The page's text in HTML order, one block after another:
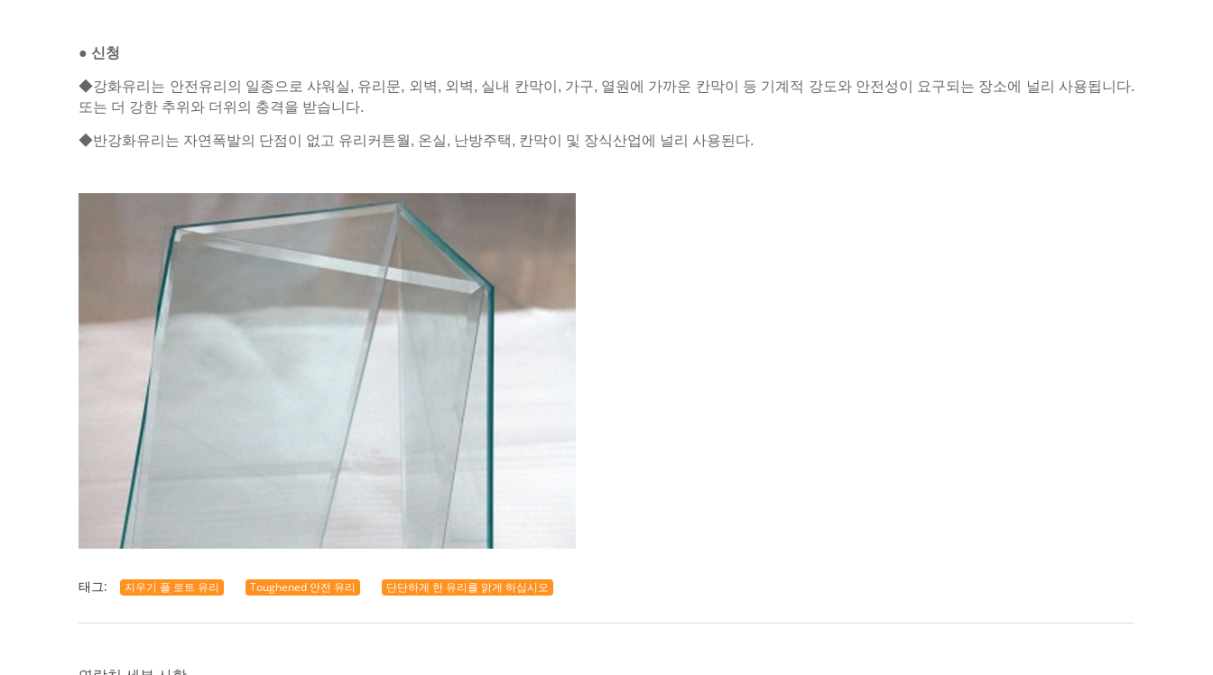
● 신청
◆강화유리는 안전유리의 일종으로 샤워실, 유리문, 외벽, 외벽, 실내 칸막이, 가구, 열원에 가까운 칸막이 등 기계적 강도와 안전성이 요구되는 장소에 널리 사용됩니다.
또는 더 강한 추위와 더위의 충격을 받습니다.
◆반강화유리는 자연폭발의 단점이 없고 유리커튼월, 온실, 난방주택, 칸막이 및 장식산업에 널리 사용된다.
태그: 지우기 플 로트 유리 Toughened 안전 유리 단단하게 한 유리를 맑게 하십시오